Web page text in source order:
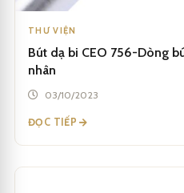
THƯ VIỆN
Bút dạ bi CEO 756-Dòng
nhân
03/10/2023
ĐỌC TIẾP